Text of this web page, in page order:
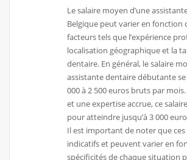
Le salaire moyen d’une
Belgique peut varier en fonction
facteurs tels que l’expérience
localisation géographique et la
dentaire. En général, le salaire
assistante dentaire débutante
000 à 2 500 euros bruts par mois.
et une expertise accrue, ce
pour atteindre jusqu’à 3 000
Il est important de noter que
indicatifs et peuvent varier en
spécificités de chaque situation